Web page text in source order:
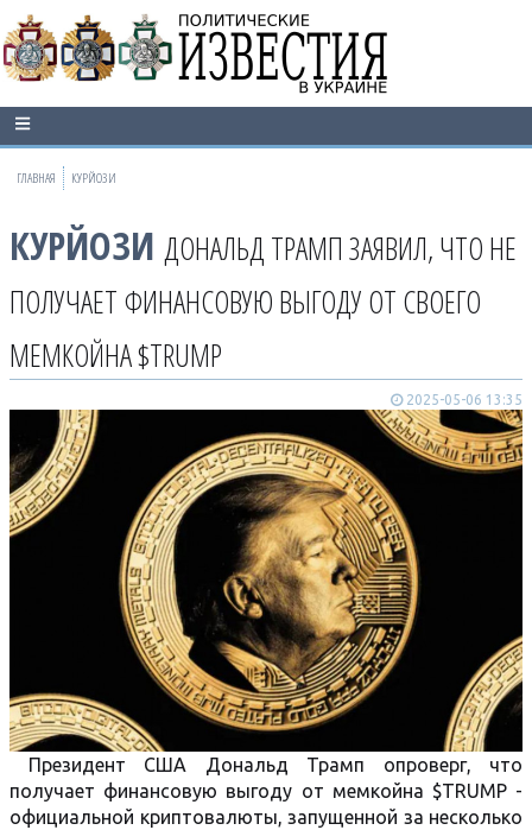
ГЛАВНАЯ КУРЙОЗИ
КУРЙОЗИ ДОНАЛЬД ТРАМП ЗАЯВИЛ, ЧТО НЕ
ПОЛУЧАЕТ ФИНАНСОВУЮ ВЫГОДУ ОТ СВОЕГО
МЕМКОЙНА $TRUMP
2025-05-06 13:35
Президент США Дональд Трамп опроверг, что
получает финансовую выгоду от мемкойна $TRUMP -
официальной криптовалюты, запущенной за несколько